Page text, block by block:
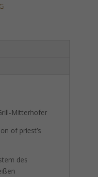
Mitterhofer
of priest’s
des